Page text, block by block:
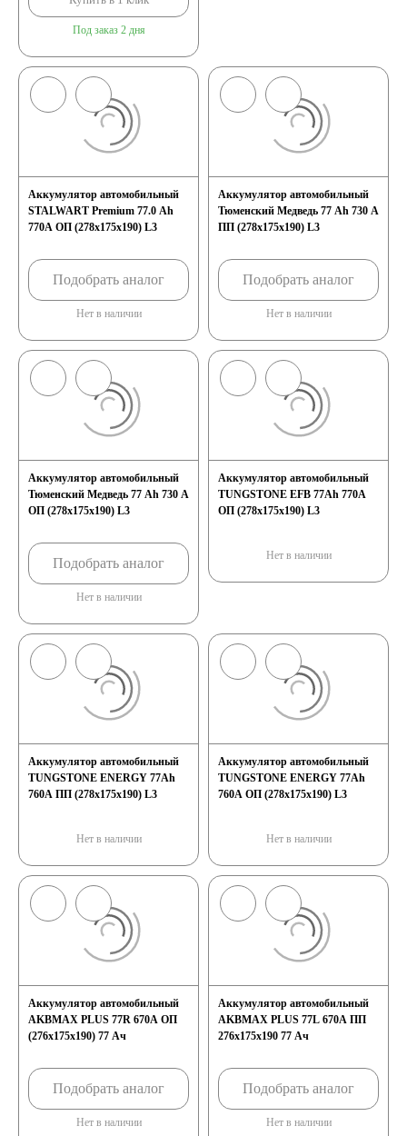
Под заказ 2 дня
Аккумулятор автомобильный
STALWART Premium 77.0 Ah
770А ОП (278x175x190) L3
Подобрать аналог
Нет в наличии
Аккумулятор автомобильный
Тюменский Медведь 77 Ah 730 A
ПП (278x175x190) L3
Подобрать аналог
Нет в наличии
Аккумулятор автомобильный
Тюменский Медведь 77 Ah 730 A
ОП (278x175x190) L3
Подобрать аналог
Нет в наличии
Аккумулятор автомобильный
TUNGSTONE EFB 77Ah 770A
ОП (278x175x190) L3
Нет в наличии
Аккумулятор автомобильный
TUNGSTONE ENERGY 77Ah
760A ПП (278x175x190) L3
Нет в наличии
Аккумулятор автомобильный
TUNGSTONE ENERGY 77Ah
760A ОП (278x175x190) L3
Нет в наличии
Аккумулятор автомобильный
AKBMAX PLUS 77R 670A ОП
(276x175x190) 77 Ач
Подобрать аналог
Нет в наличии
Аккумулятор автомобильный
AKBMAX PLUS 77L 670A ПП
276x175x190 77 Ач
Подобрать аналог
Нет в наличии